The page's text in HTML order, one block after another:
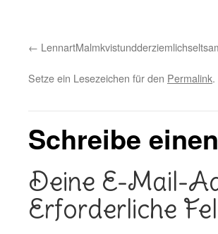
Setze ein Lesezeichen für den Permalink.
Schreibe
Deine E-Mail-
Erforderliche